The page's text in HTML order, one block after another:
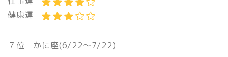
健康運
７位 かに座(6/22〜7/22)